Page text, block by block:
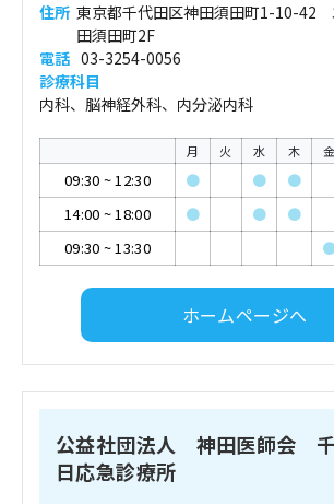
住所 東京都千代田区神田須田町1-10-42
田須田町2F
電話 03-3254-0056
診療科目
内科、脳神経外科、内分泌内科
月 火 水 木 金
09:30 ~12:30 ● ● ●
14:00 ~18:00 ● ● ●
09:30 ~13:30
ホームページへ
公益社団法人 神田医師会
日応急診療所